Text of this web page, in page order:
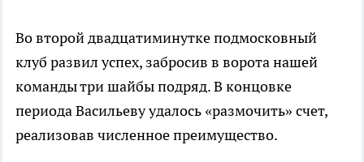
Во второй двадцатиминутке подмосковный
клуб развил успех, забросив в ворота нашей
команды три шайбы подряд. В концовке
периода Васильеву удалось «размочить» счет,
реализовав численное преимущество.